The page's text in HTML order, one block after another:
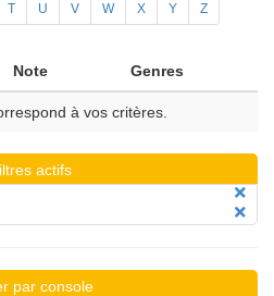
T U V W X Y Z
Note Genres
à vos critères.
actifs
par console